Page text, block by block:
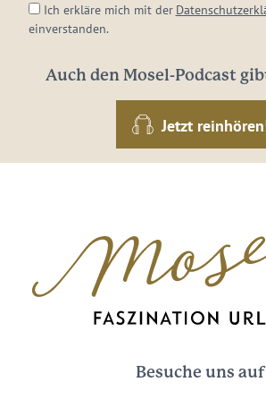
Ich erkläre mich mit der
einverstanden.
Auch den Mosel-Podcast
Jetzt
Besuche uns auf